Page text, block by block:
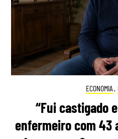
ECONOMIA ,
“Fui castigado
enfermeiro com 43